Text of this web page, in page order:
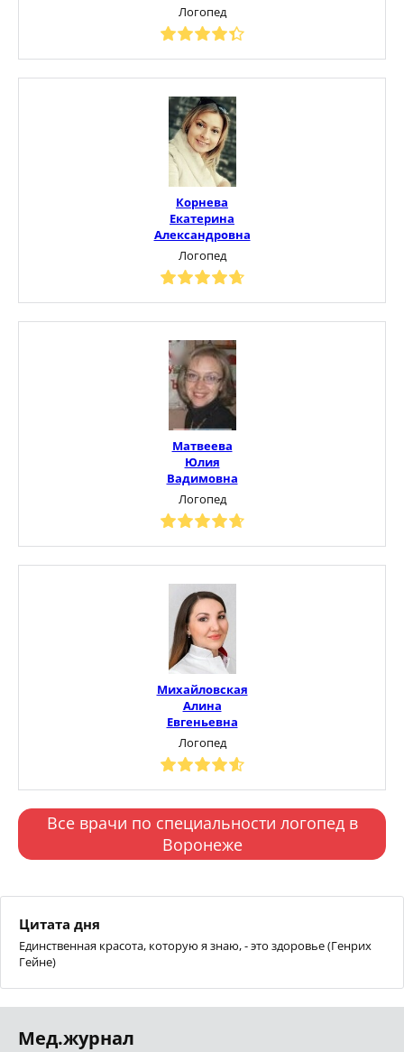
Логопед
Корнева
Екатерина
Александровна
Логопед
Матвеева
Юлия
Вадимовна
Логопед
Михайловская
Алина
Евгеньевна
Логопед
Все врачи по специальности логопед в
Воронеже
Цитата дня
Единственная красота, которую я знаю, - это здоровье (Генрих
Гейне)
Мед.журнал